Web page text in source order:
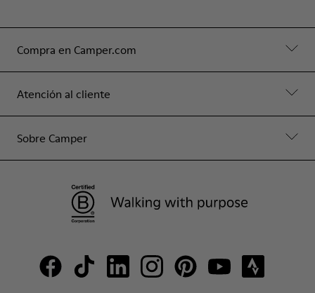
Compra en Camper.com
Atención al cliente
Sobre Camper